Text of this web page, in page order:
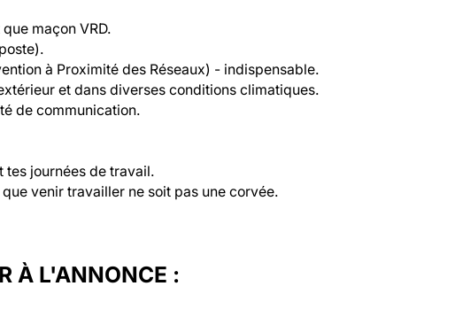
maçon VRD.
à Proximité des Réseaux) - indispensable.
et dans diverses conditions climatiques.
de communication.
tes journées de travail.
venir travailler ne soit pas une corvée.
À L'ANNONCE :